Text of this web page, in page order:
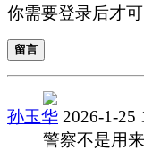
你需要登录后才
留言
孙玉华 2026-1-25
警察不是用